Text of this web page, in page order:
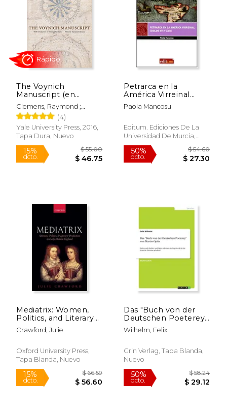
The Voynich
Manuscript (en
Inglés)
Clemens, Raymond ;
Harkness, Deborah E.
(4)
Yale University Press, 2016,
Tapa Dura, Nuevo
Rápido
Petrarca en la
América Virreinal
(Siglos xvi y Xvii)
(Editum Signos)
Paola Mancosu
Editum. Ediciones De La
Universidad De Murcia,
2014, 1ª Edición, Tapa
Blanda, Nuevo
Mediatrix: Women,
Politics, and Literary
Production in Early
Modern England (en
Crawford, Julie
Oxford University Press,
Tapa Blanda, Nuevo
Das "Buch von der
Deutschen Poeterey"
von Martin Opitz:
Haben sich Dichter
das Regelwerk für die
deutsche Literatur
Alemán)
Wilhelm, Felix
Grin Verlag, Tapa Blanda,
Nuevo